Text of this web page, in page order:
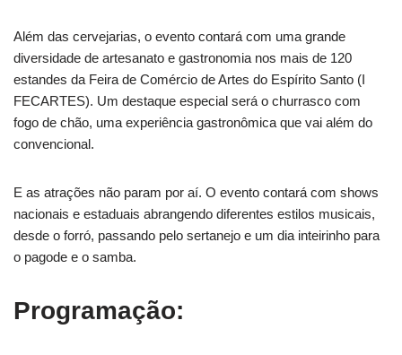
Além das cervejarias, o evento contará com uma grande
diversidade de artesanato e gastronomia nos mais de 120
estandes da Feira de Comércio de Artes do Espírito Santo (I
FECARTES). Um destaque especial será o churrasco com
fogo de chão, uma experiência gastronômica que vai além do
convencional.
E as atrações não param por aí. O evento contará com shows
nacionais e estaduais abrangendo diferentes estilos musicais,
desde o forró, passando pelo sertanejo e um dia inteirinho para
o pagode e o samba.
Programação: